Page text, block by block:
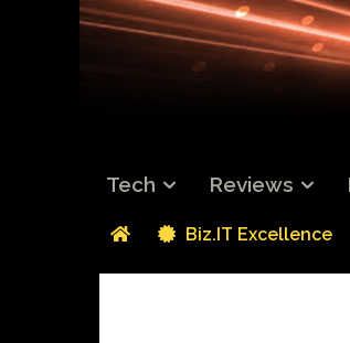
Tech Reviews
Biz.IT Excellence